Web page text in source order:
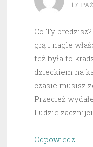
17
Co Ty
grą i nagle
też była to
dzieckiem na
czasie musisz
Przecież
Ludzie
Odpowiedz